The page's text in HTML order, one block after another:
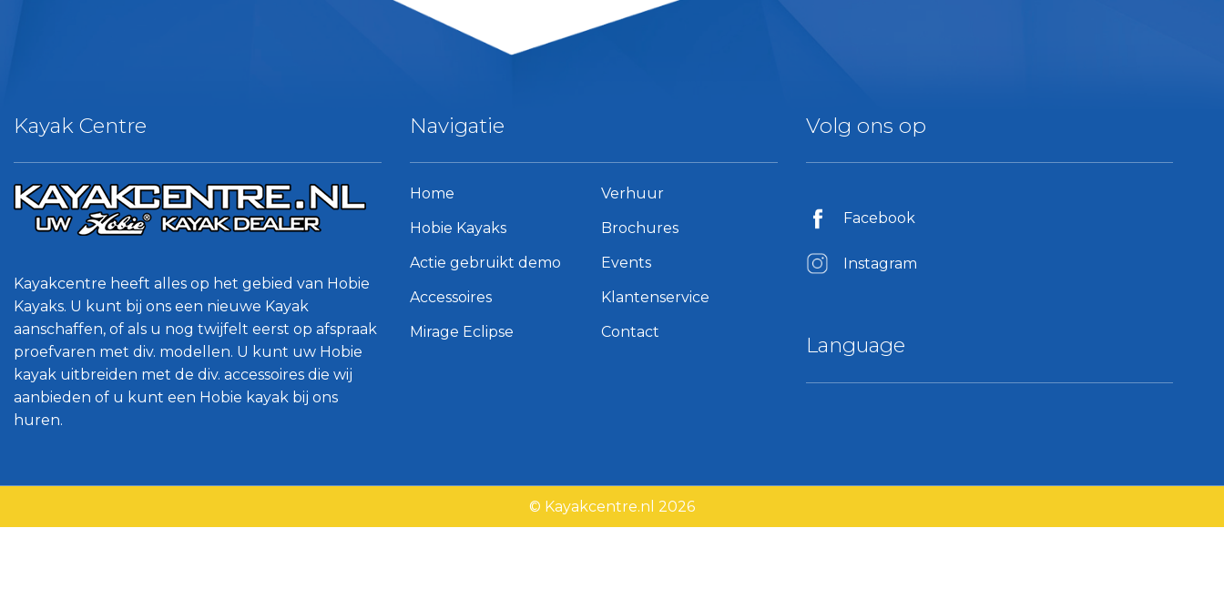
Kayak Centre
Kayakcentre heeft alles op het gebied van Hobie
Kayaks. U kunt bij ons een nieuwe Kayak
aanschaffen, of als u nog twijfelt eerst op afspraak
proefvaren met div. modellen. U kunt uw Hobie
kayak uitbreiden met de div. accessoires die wij
aanbieden of u kunt een Hobie kayak bij ons
huren.
Navigatie
Home
Hobie Kayaks
Actie gebruikt demo
Accessoires
Mirage Eclipse
Verhuur
Brochures
Events
Klantenservice
Contact
Volg ons op
Facebook
Instagram
Language
© Kayakcentre.nl 2026